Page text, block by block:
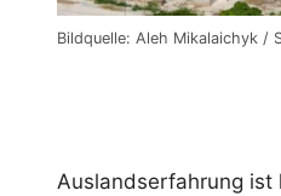
Bildquelle: Aleh Mikalaichyk /
Auslandserfahrung ist